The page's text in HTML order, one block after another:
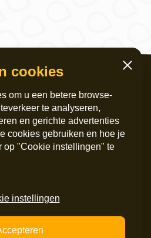
Postadres
LinkedIn
cookies
om u een betere browse-
te analyseren,
en gerichte advertenties
cookies gebruiken en hoe je
op "Cookie instellingen" te
Sluiten
instellingen